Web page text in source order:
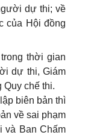
dự thi; về
của Hội đồng
thời gian
dự thi, Giám
Quy chế thi.
biên bản thì
về sai phạm
và Ban Chấm